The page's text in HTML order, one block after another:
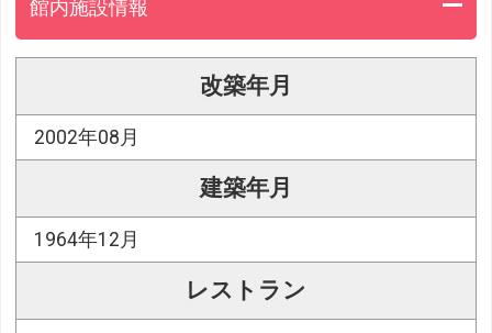
館内施設情報
改築年月
2002年08月
建築年月
1964年12月
レストラン